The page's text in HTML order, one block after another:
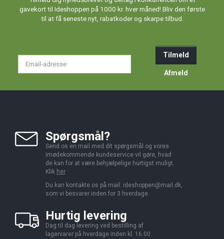
gavekort til Ideshoppen på 1000 kr. hver måned! Bliv den første
til at få seneste nyt, rabatkoder og skarpe tilbud.
Tilmeld
Afmeld
Spørgsmål?
Send os en mail med dit spørgsmål og vores
imødekommende kundeservice vil gøre, hvad
de kan for at være behjælpelige hurtigst muligt.
Klik her.
Du kan kontakte os på mail: ideshoppen@mail.dk,
som vi besvarer inden for 3 hverdage.
Hurtig levering
Dag til dag levering ved bestilling af
lagervarer på hverdage inden kl. 16.00.